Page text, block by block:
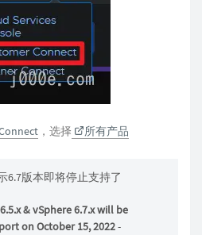
，选择 所有产品
6.7版本即将停止支持了
& vSphere 6.7.x will be
on October 15, 2022-